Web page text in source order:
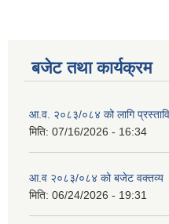
बजेट तथा कार्यक्रम
आ.व. २०८३/०८४ को लागि
मिति: 07/16/2026 - 16:34
आ.व २०८३/०८४ को बजेट वक्तव्य
मिति: 06/24/2026 - 19:31